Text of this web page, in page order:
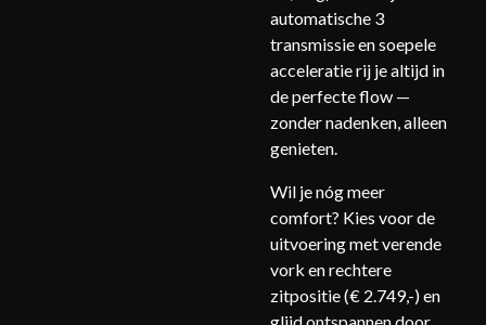
automatische 3
transmissie en soepele
acceleratie rij je altijd in
de perfecte flow —
zonder nadenken, alleen
genieten.
Wil je nóg meer
comfort? Kies voor de
uitvoering met verende
vork en rechtere
zitpositie (€ 2.749,-) en